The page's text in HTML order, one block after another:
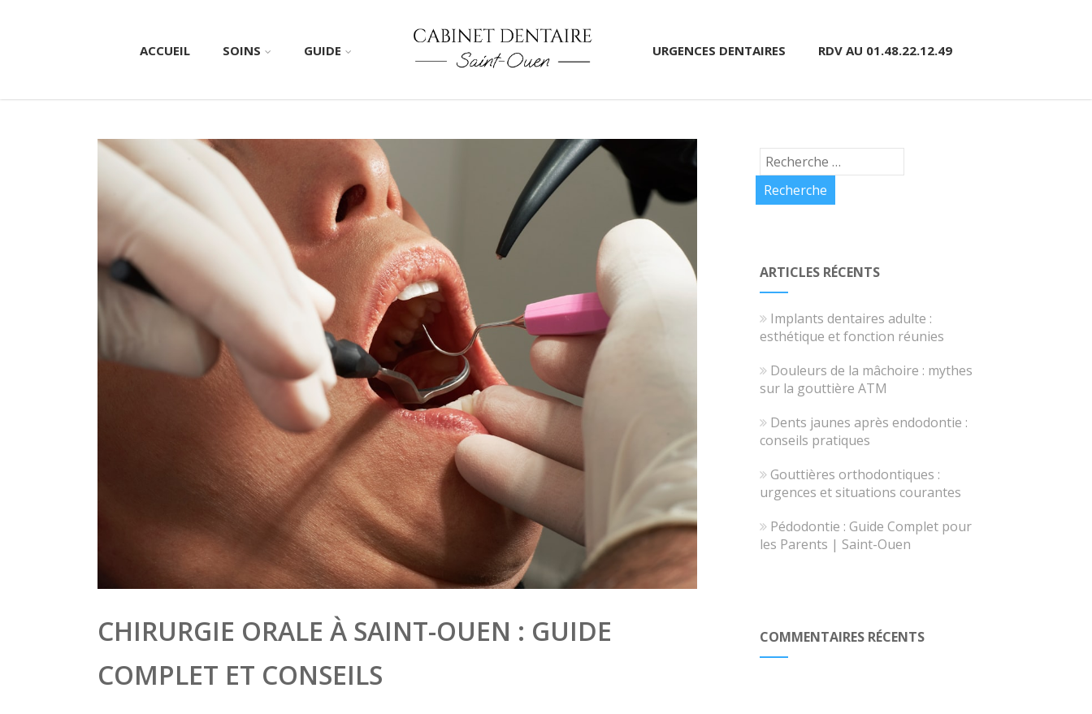
ACCUEIL SOINS GUIDE URGENCES DENTAIRES RDV AU 01.48.22.12.49
CHIRURGIE ORALE À SAINT-OUEN : GUIDE
COMPLET ET CONSEILS
ARTICLES RÉCENTS
Implants dentaires adulte :
esthétique et fonction réunies
Douleurs de la mâchoire : mythes
sur la gouttière ATM
Dents jaunes après endodontie :
conseils pratiques
Gouttières orthodontiques :
urgences et situations courantes
Pédodontie : Guide Complet pour
les Parents | Saint-Ouen
COMMENTAIRES RÉCENTS